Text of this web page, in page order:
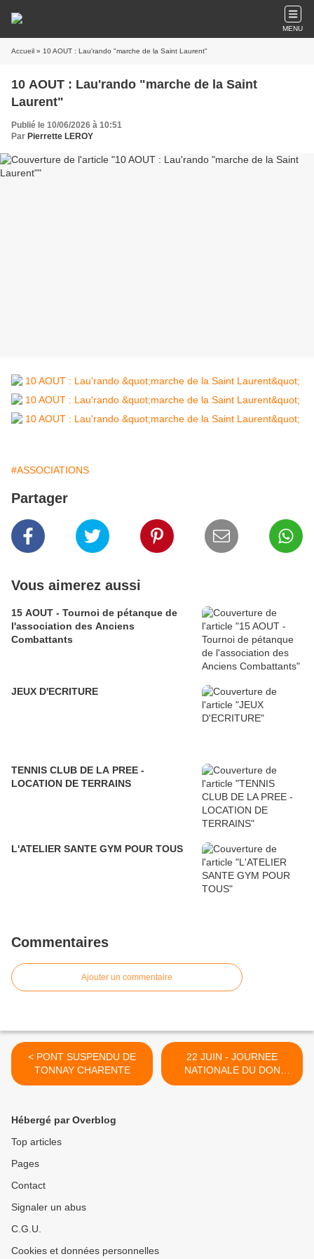
MENU
Accueil » 10 AOUT : Lau'rando "marche de la Saint Laurent"
10 AOUT : Lau'rando "marche de la Saint
Laurent"
Publié le 10/06/2026 à 10:51
Par Pierrette LEROY
#ASSOCIATIONS
Partager
Vous aimerez aussi
15 AOUT - Tournoi de pétanque de
l'association des Anciens
Combattants
JEUX D'ECRITURE
TENNIS CLUB DE LA PREE -
LOCATION DE TERRAINS
L'ATELIER SANTE GYM POUR TOUS
Commentaires
Ajouter un commentaire
< PONT SUSPENDU DE
TONNAY CHARENTE
22 JUIN - JOURNEE
NATIONALE DU DON
D'ORGANES >
Hébergé par Overblog
Top articles
Pages
Contact
Signaler un abus
C.G.U.
Cookies et données personnelles